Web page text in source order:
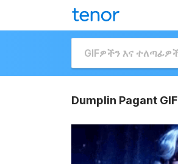
Dumplin Pagant GIF